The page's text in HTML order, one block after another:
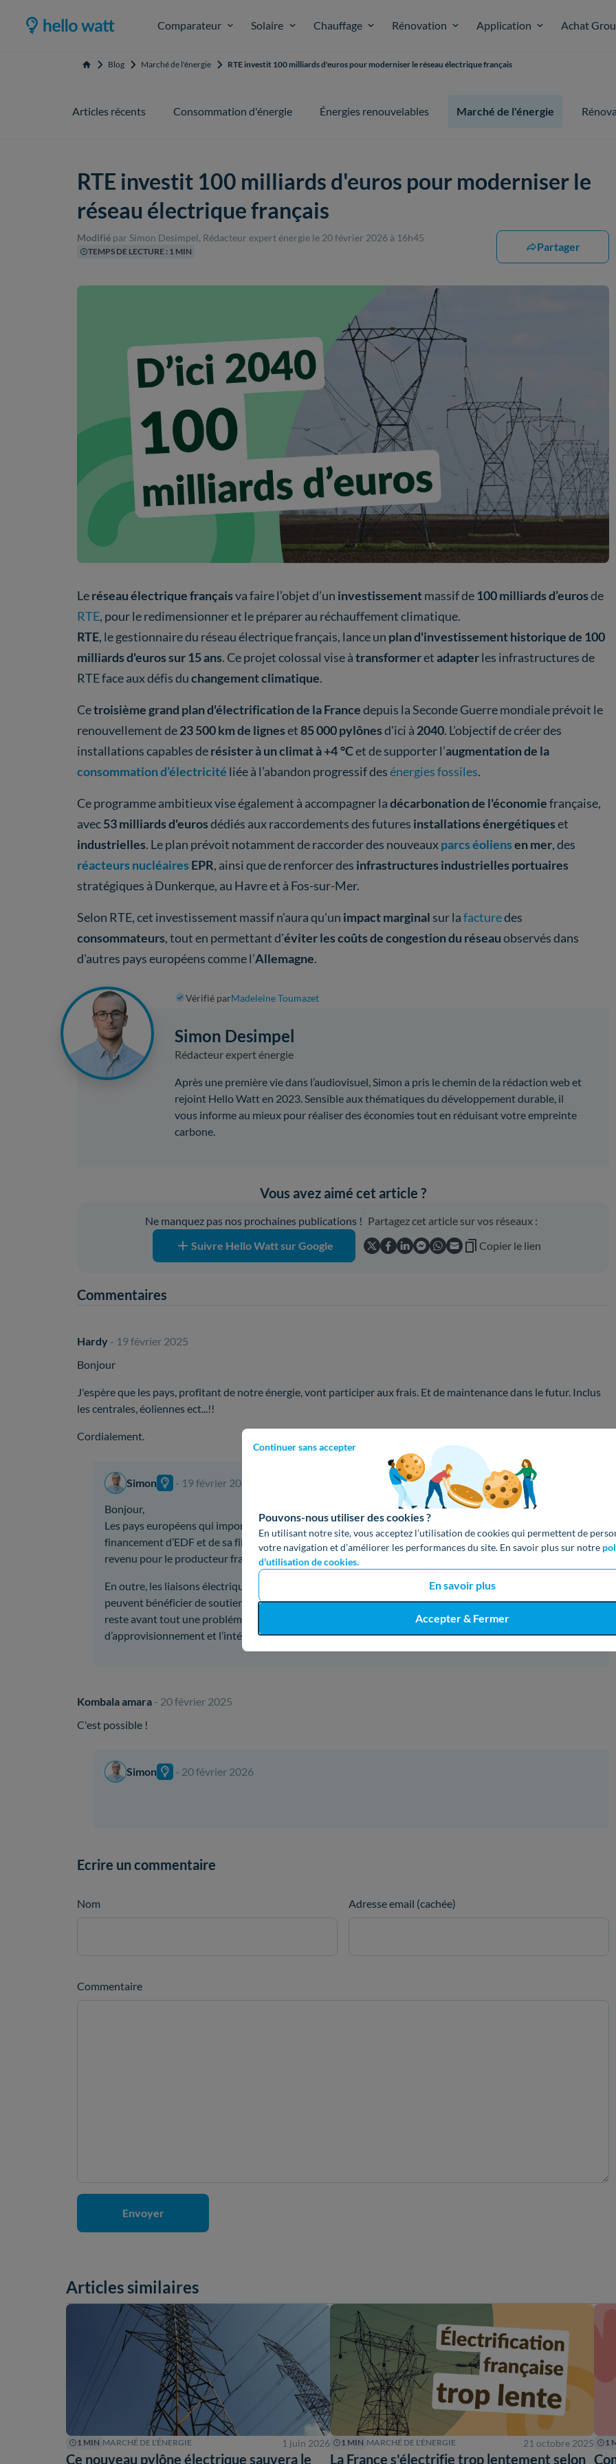
Comparateur Solaire Chauffage Rénovation Application Achat
Continuer sans accepter
Pouvons-nous utiliser des cookies ?
En utilisant notre site, vous acceptez l’utilisation de cookies qui permettent de
votre navigation et d’améliorer les performances du site. En savoir plus sur notre
d'utilisation de cookies.
En savoir plus
Accepter & Fermer
Accueil Blog Marché de l'énergie RTE investit 100 milliards d'euros pour moderniser le réseau électrique français
Articles récents Consommation d'énergie Énergies renouvelables Marché de l'énergie
RTE investit 100 milliards d'euros pour moderniser le
réseau électrique français
Modifié par Simon Desimpel, Rédacteur expert énergie le 20 février 2026 à 16h45
TEMPS DE LECTURE : 1 MIN Partager
Leréseau électrique françaisva faire l’objet d’un investissementmassif de100 milliards d’eurosde
RTE, pour le redimensionner et le préparer au réchauffement climatique.
RTE, le gestionnaire du réseau électrique français, lance un plan d'investissement historique de 100
milliards d'euros sur 15 ans. Ce projet colossal vise àtransformeretadapterles infrastructures de
RTE face aux défis duchangement climatique.
Cetroisième grand plan d'électrificationde la Francedepuis la Seconde Guerre mondiale prévoit le
renouvellement de23 500 km de ligneset85 000 pylônesd'ici à 2040. L’objectif de créer des
installations capables derésister à un climat à +4 °Cet de supporter l’augmentation de la
consommation d’électricité liée à l’abandon progressif desénergies fossiles.
Ce programme ambitieux vise également à accompagner ladécarbonation de l'économiefrançaise,
avec53 milliards d'eurosdédiés aux raccordements des futures installations énergétiqueset
industrielles. Le plan prévoit notamment de raccorder des nouveauxparcs éoliensen mer, des
réacteurs nucléaires EPR, ainsi que de renforcer des infrastructures industrielles portuaires
stratégiques à Dunkerque, au Havre et à Fos-sur-Mer.
Selon RTE, cet investissement massif n'aura qu'un impact marginal sur lafacturedes
consommateurs, tout en permettant d'éviter les coûts de congestion du réseauobservés dans
d'autres pays européens comme l’Allemagne.
Vérifié parMadeleine Toumazet
Simon Desimpel
Rédacteur expert énergie
Après une première vie dans l’audiovisuel, Simon a pris le chemin de la rédaction web et
rejoint Hello Watt en 2023. Sensible aux thématiques du développement durable, il
vous informe au mieux pour réaliser des économies tout en réduisant votre empreinte
carbone.
Vous avez aimé cet article ?
Ne manquez pas nos prochaines publications !
Suivre Hello Watt sur Google
Partagez cet article sur vos réseaux :
Copier le lien
Commentaires
Hardy - 19 février 2025
Bonjour
J'espère que les pays, profitant de notre énergie, vont participer aux frais. Et de maintenance dans le futur. Inclus
les centrales, éoliennes ect...!!
Cordialement.
Simon
- 19 février 2025
Bonjour,
Les pays européens qui importent de l’électricité produite en France participent indirectement au
financement d’EDF et de sa filiale RTE, puisqu’ils achètent l’énergie excédentaire, générant ainsi un
revenu pour le producteur français.
En outre, les liaisons électriques transfrontalières sont souvent cofinancées entre les pays concernés et
peuvent bénéficier de soutiens européens. Cependant, le réseau de transport de l’électricité en France
reste avant tout une problématique nationale, et son développement vise en priorité à assurer la sécurité
d’approvisionnement et l’intégration des énergies renouvelables sur notre territoire.
Kombala amara - 20 février 2025
C'est possible !
Simon - 20 février 2026
Ecrire un commentaire
Nom Adresse email (cachée)
Commentaire
Articles similaires
1 MIN MARCHÉ DE L'ÉNERGIE 1 juin 2026
Ce nouveau pylône électrique sauvera le
1 MIN MARCHÉ DE L'ÉNERGIE 21 octobre 2025
La France s'électrifie trop lentement selon
1